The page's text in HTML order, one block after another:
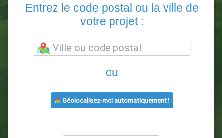
2 3
Entrez le code postal ou la